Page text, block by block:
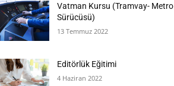
Vatman Kursu (Tramvay- Metro
Sürücüsü)
13 Temmuz 2022
Editörlük Eğitimi
4 Haziran 2022